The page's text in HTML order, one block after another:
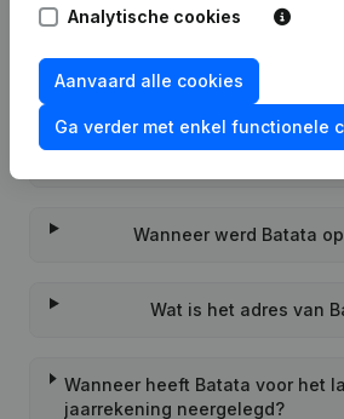
Veelgestelde vragen
Wat is het btw-nummer
Wanneer werd Batata
Wat is het adres van
Wanneer heeft Batata voor het
jaarrekening neergelegd?
Analytische cookies
Aanvaard alle cookies
Ga verder met enkel functionele